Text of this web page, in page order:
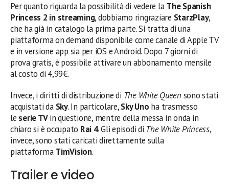
Per quanto riguarda la possibilità di vedere laThe Spanish
Princess 2 in streaming, dobbiamo ringraziare StarzPlay,
che ha già in catalogo la prima parte. Si tratta di una
piattaforma on demand disponibile come canale di Apple TV
e in versione app sia per iOS e Android. Dopo 7 giorni di
prova gratis, è possibile attivare un abbonamento mensile
al costo di 4,99€.
Invece, i diritti di distribuzione di The White Queen sono stati
acquistati da Sky. In particolare,Sky Uno ha trasmesso
le serie TVin questione, mentre della messa in onda in
chiaro si è occupato Rai 4. Gli episodi di The White Princess,
invece, sono stati caricati direttamente sulla
piattaformaTimVision.
Trailer e video